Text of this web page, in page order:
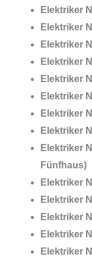
Elektriker
Elektriker
Elektriker
Elektriker
Elektriker
Elektriker
Elektriker
Elektriker
Elektriker
Fünfhaus)
Elektriker
Elektriker
Elektriker
Elektriker
Elektriker